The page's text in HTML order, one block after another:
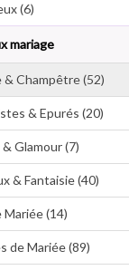
(6)
mariage
Champêtre (52)
& Epurés (20)
Glamour (7)
& Fantaisie (40)
(14)
de Mariée (89)